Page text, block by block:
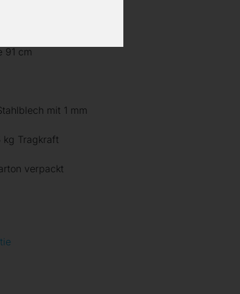
91 cm
mit 1 mm
kg Tragkraft
verpackt